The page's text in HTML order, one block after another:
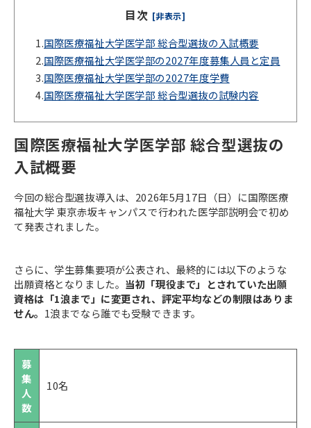
目次 [非表示]
1.国際医療福祉大学医学部 総合型選抜の入試概要
2.国際医療福祉大学医学部の2027年度募集人員と定員
3.国際医療福祉大学医学部の2027年度学費
4.国際医療福祉大学医学部 総合型選抜の試験内容
国際医療福祉大学医学部 総合型選抜の
入試概要
今回の総合型選抜導入は、2026年5月17日（日）に国際医療
福祉大学 東京赤坂キャンパスで行われた医学部説明会で初め
て発表されました。
さらに、学生募集要項が公表され、最終的には以下のような
出願資格となりました。 当初「現役まで」とされていた出願
資格は「1浪まで」に変更され、評定平均などの制限はありま
せん。 1浪までなら誰でも受験できます。
募
集
人
数
10名